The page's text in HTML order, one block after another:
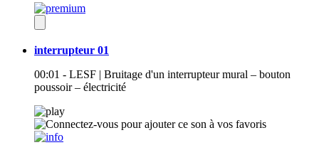
interrupteur 01
00:01 - LESF | Bruitage d'un interrupteur mural – bouton
poussoir – électricité